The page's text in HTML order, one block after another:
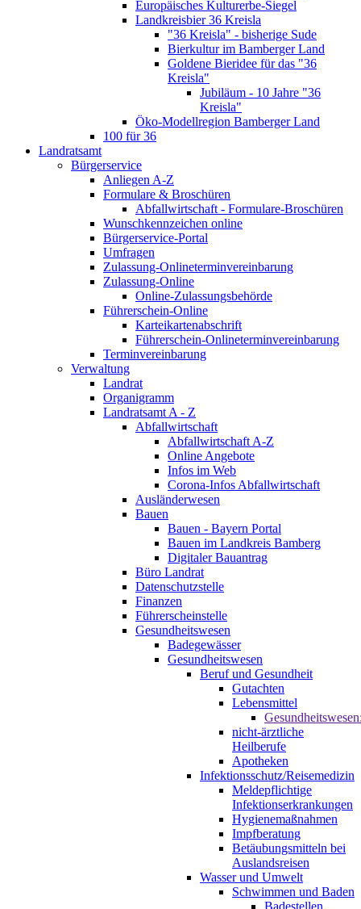
Europäisches Kulturerbe-Siegel
Landkreisbier 36 Kreisla
"36 Kreisla" - bisherige Sude
Bierkultur im Bamberger Land
Goldene Bieridee für das "36
Kreisla"
Jubiläum - 10 Jahre "36
Kreisla"
Öko-Modellregion Bamberger Land
100 für 36
Landratsamt
Bürgerservice
Anliegen A-Z
Formulare & Broschüren
Abfallwirtschaft - Formulare-Broschüren
Wunschkennzeichen online
Bürgerservice-Portal
Umfragen
Zulassung-Onlineterminvereinbarung
Zulassung-Online
Online-Zulassungsbehörde
Führerschein-Online
Karteikartenabschrift
Führerschein-Onlineterminvereinbarung
Terminvereinbarung
Verwaltung
Landrat
Organigramm
Landratsamt A - Z
Abfallwirtschaft
Abfallwirtschaft A-Z
Online Angebote
Infos im Web
Corona-Infos Abfallwirtschaft
Ausländerwesen
Bauen
Bauen - Bayern Portal
Bauen im Landkreis Bamberg
Digitaler Bauantrag
Büro Landrat
Datenschutzstelle
Finanzen
Führerscheinstelle
Gesundheitswesen
Badegewässer
Gesundheitswesen
Beruf und Gesundheit
Gutachten
Lebensmittel
nicht-ärztliche
Heilberufe
Apotheken
Infektionsschutz/Reisemedizin
Meldepflichtige
Infektionserkrankungen
Hygienemaßnahmen
Impfberatung
Betäubungsmitteln bei
Auslandsreisen
Wasser und Umwelt
Schwimmen und Baden
Badestellen